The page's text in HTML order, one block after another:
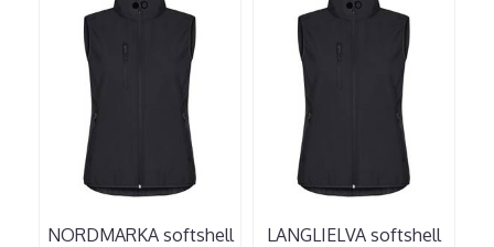
NORDMARKA softshell
LANGLIELVA softshell